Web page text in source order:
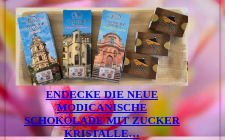
ENDECKE DIE NEUE
MODICANISCHE
SCHOKOLADE MIT ZUCKER
KRISTALLE…